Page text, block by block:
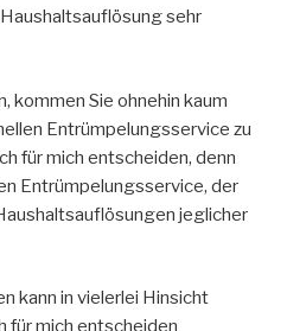
sehr
kommen Sie ohnehin kaum
Entrümpelungsservice zu
für mich entscheiden, denn
Entrümpelungsservice, der
jeglicher
kann in vielerlei Hinsicht
für mich entscheiden